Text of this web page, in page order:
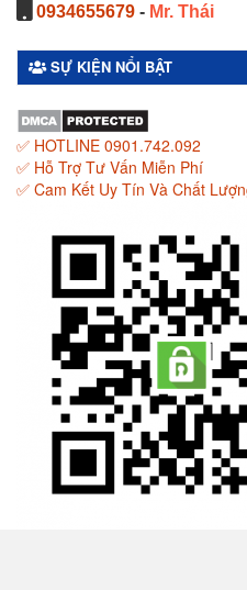
0934655679 - Mr. Thái
SỰ KIỆN NỔI BẬT
✅ HOTLINE 0901.742.092
✅ Hỗ Trợ Tư Vấn Miễn Phí
✅ Cam Kết Uy Tín Và Chất